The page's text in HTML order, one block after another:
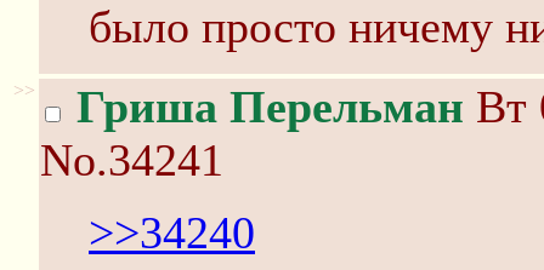
было просто ничему
>> Гриша Перельман Вт
No.34241
>>34240